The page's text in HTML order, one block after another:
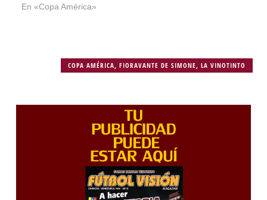
En «Copa América»
COPA AMÉRICA,FIORAVANTE DE SIMONE,LA VINOTINTO